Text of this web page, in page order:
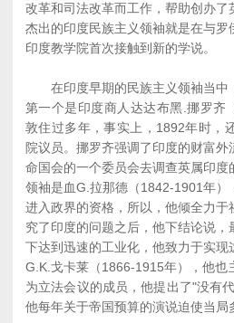
改革和司法改革而工作，帮助创办了
杰出的印度民族主义领袖就是在与
印度教学院首次接触到新的学说。
在印度早期的民族主义领袖当中
第一个是印度商人达达布黑.挪罗齐
敦住过多年，事实上，1892年时，
院议员。挪罗齐强调了印度的财富
命国会的一个委员会去调查英属印度
领袖是血G.拉那德（1842-1901年）
进入政界的资格，所以，他倾全力
究了印度的问题之后，他下结论说
下达到迅速的工业化，他致力于实现
G.K.戈卡莱（1866-1915年），他也
为立法会议的成员，他提出了"没有
他每年关于帝国预算的演说迫使当局